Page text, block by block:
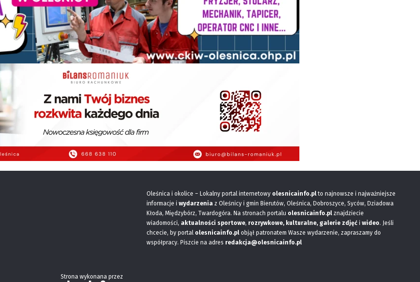
Oleśnica i okolice – Lokalny portal internetowy olesnicainfo.plto najnowsze i najważniejsze
informacje i wydarzenia z Oleśnicy i gmin Bierutów, Oleśnica, Dobroszyce, Syców, Dziadowa
Kłoda, Międzybórz, Twardogóra. Na stronach portalu olesnicainfo.pl znajdziecie
wiadomości, aktualności sportowe, rozrywkowe, kulturalne, galerie zdjęć i wideo. Jeśli
chcecie, by portal olesnicainfo.pl objął patronatem Wasze wydarzenie, zapraszamy do
współpracy. Piszcie na adres redakcja@olesnicainfo.pl
Strona wykonana przez